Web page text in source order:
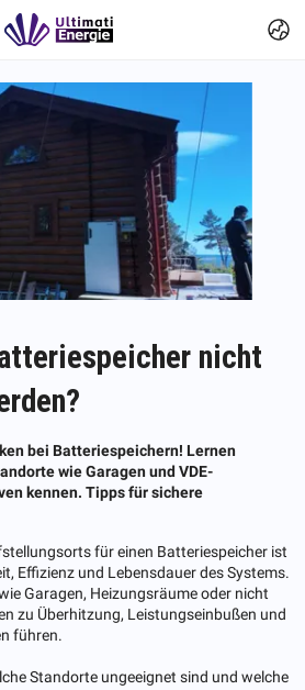
nicht
bei Batteriespeichern! Lernen
wie Garagen und VDE-
kennen. Tipps für sichere
für einen Batteriespeicher ist
Effizienz und Lebensdauer des Systems.
Garagen, Heizungsräume oder nicht
zu Überhitzung, Leistungseinbußen und
führen.
Standorte ungeeignet sind und welche